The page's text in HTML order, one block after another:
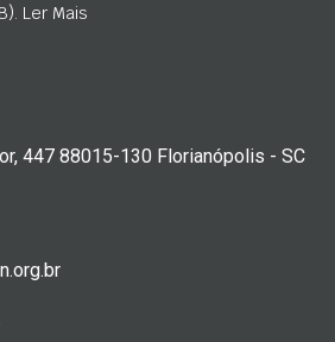
Ler Mais
447 88015-130 Florianópolis - SC